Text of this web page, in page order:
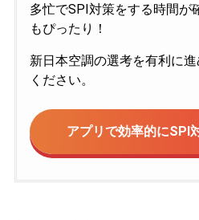
多忙でSPI対策をする時間が
もぴったり！
新日本空調の選考を有利に
ください。
アプリで効率的にSPI